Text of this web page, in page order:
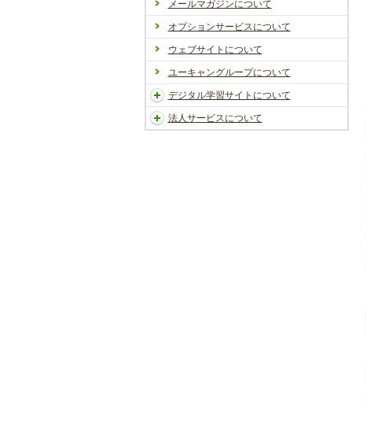
メールマガジンについて
オプションサービスについて
ウェブサイトについて
ユーキャングループについて
デジタル学習サイトについて
法人サービスについて